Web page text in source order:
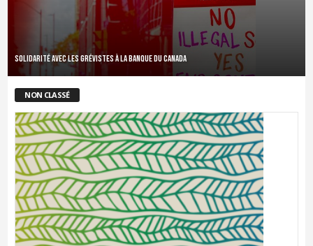
Solidarité avec les grévistes à la Banque du Canada
NON CLASSÉ